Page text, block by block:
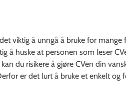
viktig å unngå å bruke for
å huske at personen som leser
du risikere å gjøre CVen din
er det lurt å bruke et enkelt og